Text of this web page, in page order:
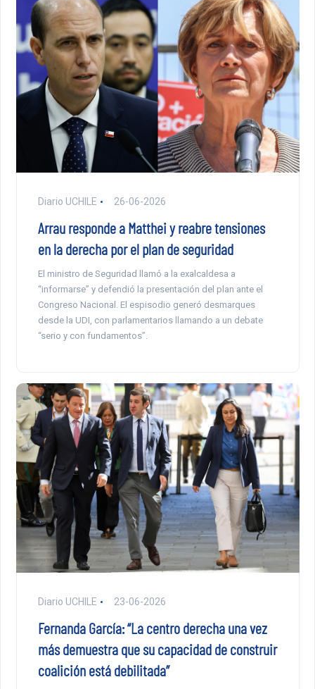
Diario UCHILE 26-06-2026
Arrau responde a Matthei y reabre tensiones
en la derecha por el plan de seguridad
El ministro de Seguridad llamó a la exalcaldesa a
“informarse” y defendió la presentación del plan ante el
Congreso Nacional. El espisodio generó desmarques
desde la UDI, con parlamentarios llamando a un debate
“serio y con fundamentos”.
Diario UCHILE 23-06-2026
Fernanda García: “La centro derecha una vez
más demuestra que su capacidad de construir
coalición está debilitada”